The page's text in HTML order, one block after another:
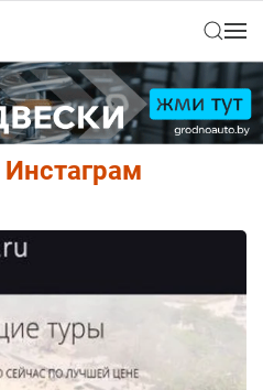
Инстаграм